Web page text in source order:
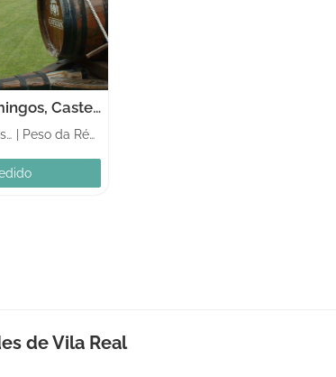
Quinta de S. Domingos, Castelinhos
Palácios casamentos e Locais históricos Peso da Régua
de Vila Real